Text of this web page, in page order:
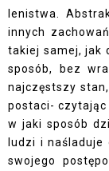
lenistwa.
innych
takiej samej, jak
sposób, bez
najczęstszy
postaci- czytając
w jaki sposób
ludzi i naśladuje
swojego